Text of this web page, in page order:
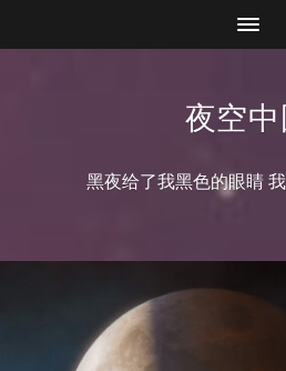
夜空中
黑夜给了我黑色的眼睛